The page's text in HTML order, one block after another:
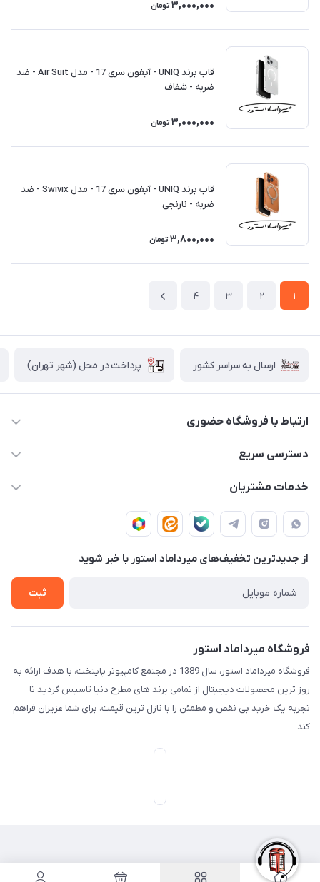
3,000,000 تومان
قاب برند UNIQ - آیفون سری 17 - مدل Air Suit - ضد
ضربه - شفاف
3,000,000 تومان
قاب برند UNIQ - آیفون سری 17 - مدل Swivix - ضد
ضربه - نارنجی
3,800,000 تومان
1
2
3
4
ارسال به سراسر کشور پرداخت در محل (شهر تهران)
ارتباط با فروشگاه حضوری
02188874370 - 02188874371
پایتخت - طبقه اول - واحد 172
دسترسی سریع
صـفـحـه اصـلـی
دربـاره مـیـردامـاد اسـتـور
خدمات مشتریان
قـوانـیـن و مـقـررات
روش هـای پـرداخـت
تـیـکـت بـه پـشـتـیـبـانـی
از جدید‌ترین تخفیف‌های میرداماد استور با‌ خبر شوید
ثبت
فروشگاه میرداماد استور
فروشگاه میرداماد استور، سال 1389 در مجتمع کامپیوتر پایتخت، با هدف ارائه به
روز ترین محصولات دیجیتال از تمامی برند های مطرح دنیا تاسیس گردید تا
تجربه یک خرید بی نقص و مطمئن را با نازل ترین قیمت، برای شما عزیزان فراهم
کند.